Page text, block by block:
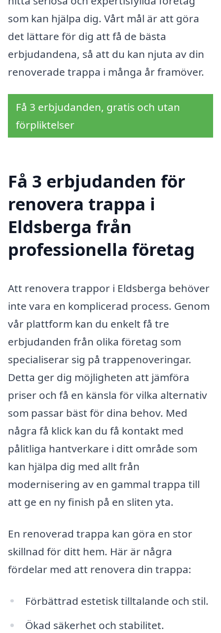
som kan hjälpa dig. Vårt mål är att göra
det lättare för dig att få de bästa
erbjudandena, så att du kan njuta av din
renoverade trappa i många år framöver.
Få 3 erbjudanden, gratis och utan
förpliktelser
Få 3 erbjudanden för
renovera trappa i
Eldsberga från
professionella företag
Att renovera trappor i Eldsberga behöver
inte vara en komplicerad process. Genom
vår plattform kan du enkelt få tre
erbjudanden från olika företag som
specialiserar sig på trappenoveringar.
Detta ger dig möjligheten att jämföra
priser och få en känsla för vilka alternativ
som passar bäst för dina behov. Med
några få klick kan du få kontakt med
pålitliga hantverkare i ditt område som
kan hjälpa dig med allt från
modernisering av en gammal trappa till
att ge en ny finish på en sliten yta.
En renoverad trappa kan göra en stor
skillnad för ditt hem. Här är några
fördelar med att renovera din trappa:
Förbättrad estetisk tilltalande och stil.
Ökad säkerhet och stabilitet.